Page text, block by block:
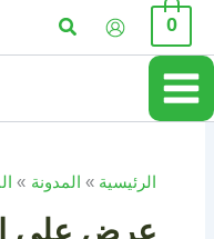
تخطي
المحتوى
0 البحث
الرئيسية المدونة
عرض على